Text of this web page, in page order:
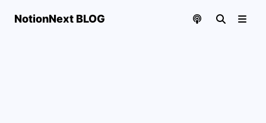
NotionNext BLOG